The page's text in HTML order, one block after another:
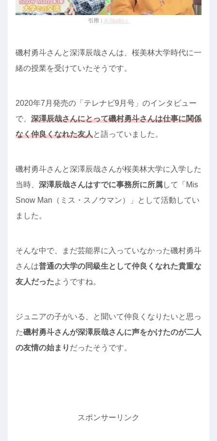
引用： A-Studio＋
磯村勇斗さんと深澤辰哉さんは、桜美林大学時代に⼀
緒の授業を受けていたそうです。
2020年7月発売の「テレナビ9月号」のインタビュー
で、 深澤辰哉さんにとって磯村勇斗さんは仕事に関係
なく仲良くなれた友人と語っていました。
磯村勇斗さんと深澤辰哉さんが桜美林大学に入学した
当時、 深澤辰哉さんはすでに事務所に所属して「Mis
Snow Man（ミス・スノウマン）」として活動してい
ました。
そんな中で、まだ芸能界に入っていなかった磯村勇斗
さんは普通の大学の同級生として仲良くなれた貴重な
友人だったようですね。
ジュニアの子がいる、と聞いて仲良くなりたいと思っ
た磯村勇斗さんが深澤辰哉さんに声をかけたのが二人
の友情の始まり だったそうです。
スポンサーリンク